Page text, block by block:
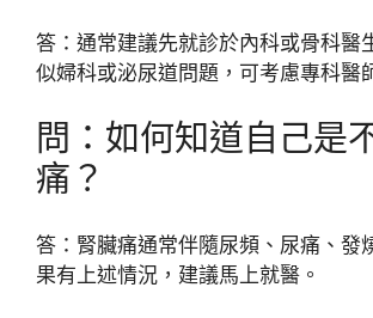
答：通常建議先就診於內科或骨科醫
似婦科或泌尿道問題，可考慮專科醫
問：如何知道自己是
痛？
答：腎臟痛通常伴隨尿頻、尿痛、發
果有上述情況，建議馬上就醫。